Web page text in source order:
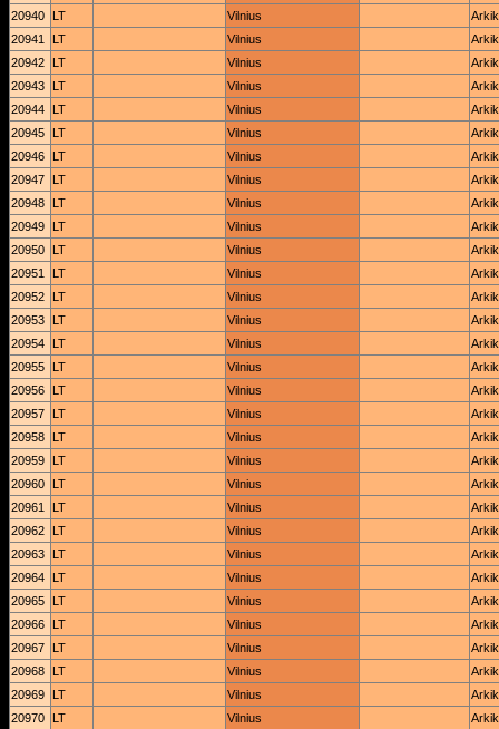
20940 LT Vilnius
20941
LT Vilnius
20942 LT Vilnius
20943 LT Vilnius
20944 LT Vilnius
20945 LT Vilnius
20946 LT Vilnius
20947 LT Vilnius
20948 LT Vilnius
20949 LT Vilnius
20950 LT Vilnius
20951
LT Vilnius
20952 LT Vilnius
20953 LT Vilnius
20954 LT Vilnius
20955 LT Vilnius
20956 LT Vilnius
20957 LT Vilnius
20958 LT Vilnius
20959 LT Vilnius
20960 LT Vilnius
20961
LT Vilnius
20962 LT Vilnius
20963 LT Vilnius
20964 LT Vilnius
20965 LT Vilnius
20966 LT Vilnius
20967 LT Vilnius
20968 LT Vilnius
20969 LT Vilnius
20970 LT Vilnius